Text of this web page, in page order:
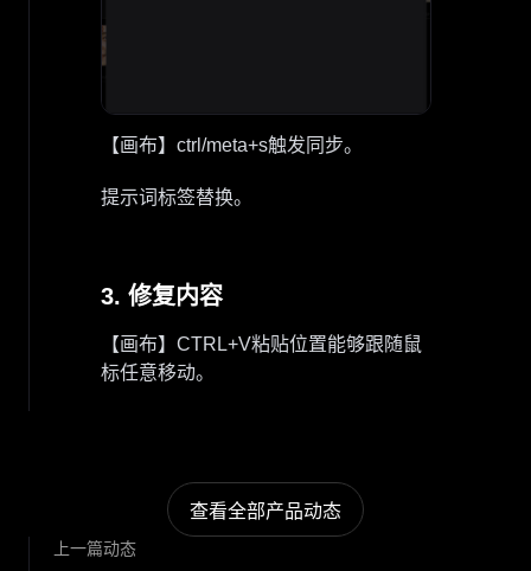
【画布】ctrl/meta+s触发同步。
提示词标签替换。
3. 修复内容
【画布】CTRL+V粘贴位置能够跟随鼠
标任意移动。
查看全部产品动态
上一篇动态